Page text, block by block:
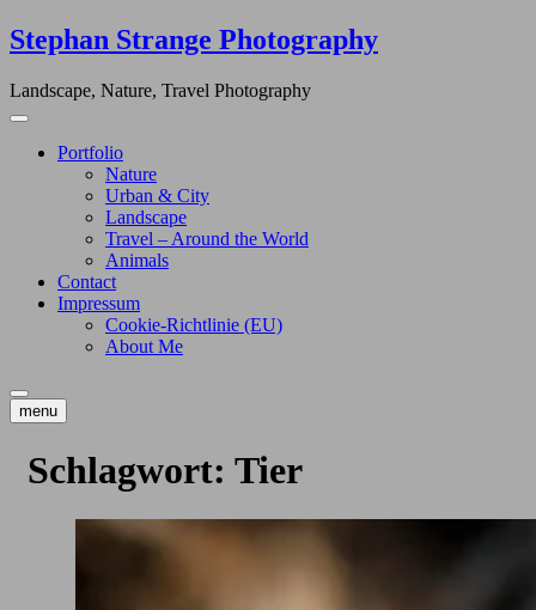
Skip
to
Stephan Strange Photography
Landscape, Nature, Travel Photography
Portfolio
Nature
Urban & City
Landscape
Travel – Around the World
Animals
Contact
Impressum
Cookie-Richtlinie (EU)
About Me
menu
Schlagwort: Tier